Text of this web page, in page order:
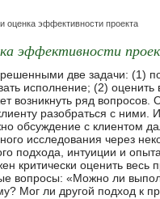
оценка эффективности проекта
эффективности
две задачи: (1)
исполнение; (2)
возникнуть ряд
разобраться с ними.
обсуждение с клиентом
исследования через
подхода, интуиции и
критически оценить весь
вопросы: «Можно ли
Мог ли другой подход к